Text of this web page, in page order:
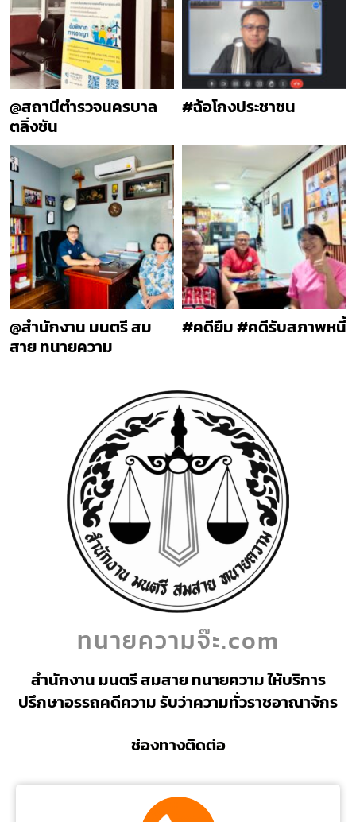
@สถานีตำรวจนครบาล
ตลิ่งชัน
#ฉ้อโกงประชาชน
@สำนักงาน มนตรี สม
สาย ทนายความ
#คดียืม #คดีรับสภาพหนี้
ทนายความจ๊ะ.com
สำนักงาน มนตรี สมสาย ทนายความ ให้บริการ
ปรึกษาอรรถคดีความ รับว่าความทั่วราชอาณาจักร
ช่องทางติดต่อ